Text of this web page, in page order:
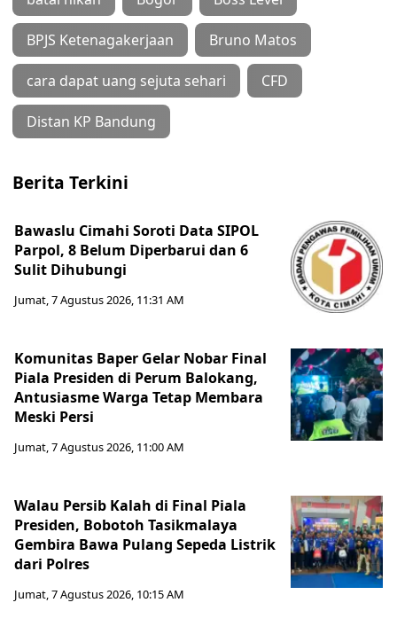
BPJS Ketenagakerjaan Bruno Matos
cara dapat uang sejuta sehari CFD
Distan KP Bandung
Berita Terkini
Bawaslu Cimahi Soroti Data SIPOL
Parpol, 8 Belum Diperbarui dan 6
Sulit Dihubungi
Jumat, 7 Agustus 2026, 11:31 AM
Komunitas Baper Gelar Nobar Final
Piala Presiden di Perum Balokang,
Antusiasme Warga Tetap Membara
Meski Persi
Jumat, 7 Agustus 2026, 11:00 AM
Walau Persib Kalah di Final Piala
Presiden, Bobotoh Tasikmalaya
Gembira Bawa Pulang Sepeda Listrik
dari Polres
Jumat, 7 Agustus 2026, 10:15 AM